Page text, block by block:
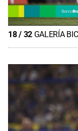
18/ 32 GALERÍA